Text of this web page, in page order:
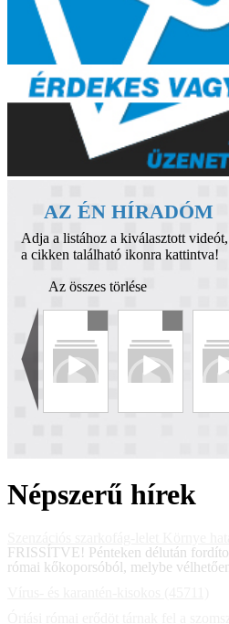
AZ ÉN HÍRADÓM
Adja a listához a kiválasztott videót,
a cikken található ikonra kattintva!
Az összes törlése
Népszerű hírek
FRISSÍTVE! Pénteken délután
római kőkoporsóból, melybe